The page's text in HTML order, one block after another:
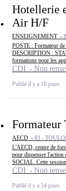
Hotellerie
Air H/F
ENSEIGNEMENT -
POSTE : Formateur
DESCRIPTION :
formations pour les
CDI - Non
Publié il y a 18 jours
Formateur
AECD - 83 -
L'AECD, centre de
pour dispenser
SOCIAL. Cette
CDI - Non
Publié il y a 24 jours